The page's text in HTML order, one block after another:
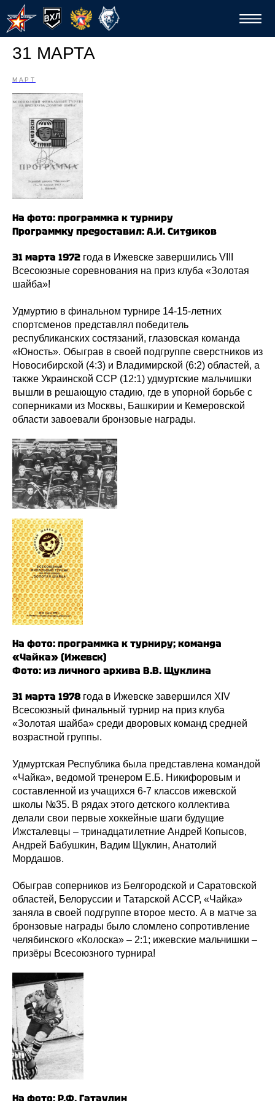
31 МАРТА
МАРТ
На фото: программка к турниру
Программку предоставил: А.И. Ситдиков
31 марта 1972 года в Ижевске завершились VIII
Всесоюзные соревнования на приз клуба «Золотая
шайба»!
Удмуртию в финальном турнире 14-15-летних
спортсменов представлял победитель
республиканских состязаний, глазовская команда
«Юность». Обыграв в своей подгруппе сверстников из
Новосибирской (4:3) и Владимирской (6:2) областей, а
также Украинской ССР (12:1) удмуртские мальчишки
вышли в решающую стадию, где в упорной борьбе с
соперниками из Москвы, Башкирии и Кемеровской
области завоевали бронзовые награды.
На фото: программка к турниру; команда
«Чайка» (Ижевск)
Фото: из личного архива В.В. Щуклина
31 марта 1978 года в Ижевске завершился XIV
Всесоюзный финальный турнир на приз клуба
«Золотая шайба» среди дворовых команд средней
возрастной группы.
Удмуртская Республика была представлена командой
«Чайка», ведомой тренером Е.Б. Никифоровым и
составленной из учащихся 6-7 классов ижевской
школы №35. В рядах этого детского коллектива
делали свои первые хоккейные шаги будущие
Ижсталевцы – тринадцатилетние Андрей Копысов,
Андрей Бабушкин, Вадим Щуклин, Анатолий
Мордашов.
Обыграв соперников из Белгородской и Саратовской
областей, Белоруссии и Татарской АССР, «Чайка»
заняла в своей подгруппе второе место. А в матче за
бронзовые награды было сломлено сопротивление
челябинского «Колоска» – 2:1; ижевские мальчишки –
призёры Всесоюзного турнира!
На фото: Р.Ф. Гатаулин